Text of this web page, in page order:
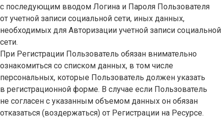
с последующим вводом Логина и Пароля Пользователя
от учетной записи социальной сети, иных данных,
необходимых для Авторизации учетной записи социальной
сети.
При Регистрации Пользователь обязан внимательно
ознакомиться со списком данных, в том числе
персональных, которые Пользователь должен указать
в регистрационной форме. В случае если Пользователь
не согласен с указанным объемом данных он обязан
отказаться (воздержаться) от Регистрации на Ресурсе.